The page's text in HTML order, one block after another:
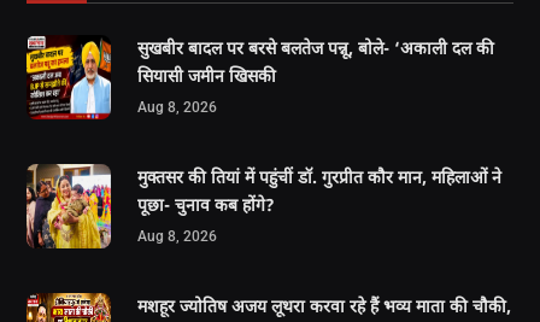
सुखबीर बादल पर बरसे बलतेज पन्नू, बोले- ‘अकाली दल की
सियासी जमीन खिसकी
Aug 8, 2026
मुक्तसर की तियां में पहुंचीं डॉ. गुरप्रीत कौर मान, महिलाओं ने
पूछा- चुनाव कब होंगे?
Aug 8, 2026
मशहूर ज्योतिष अजय लूथरा करवा रहे हैं भव्य माता की चौकी,